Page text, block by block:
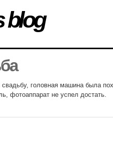
blog
головная машина была
фотоаппарат не успел достать.